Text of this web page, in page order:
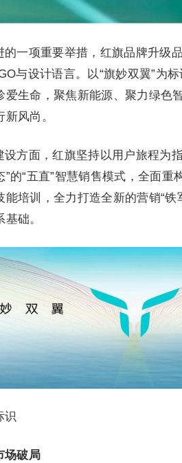
一项重要举措，红旗品牌升级
与设计语言。以“旗妙双翼”为
爱生命，聚焦新能源、聚力绿色
风尚。
方面，红旗坚持以用户旅程为
的“五直”智慧销售模式，全面
培训，全力打造全新的营销“
础。
识
场破局